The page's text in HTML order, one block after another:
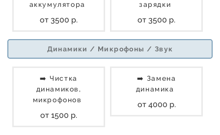
аккумулятора
от 3500 р.
зарядки
от 3500 р.
Динамики / Микрофоны / Звук
➡️ Чистка
динамиков,
микрофонов
от 1500 р.
➡️ Замена
динамика
от 4000 р.